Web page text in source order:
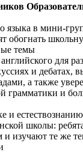
языка в мини-
обогнать
темы
для
и дебатах,
а также
грамматики и
и
школы:
и изучают те же